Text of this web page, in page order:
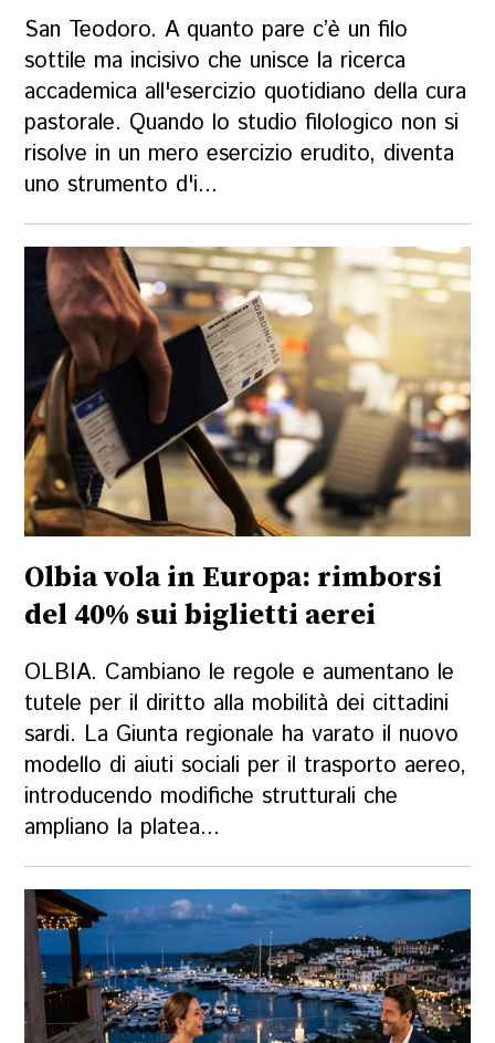
San Teodoro. A quanto pare c’è un filo
sottile ma incisivo che unisce la ricerca
accademica all'esercizio quotidiano della cura
pastorale. Quando lo studio filologico non si
risolve in un mero esercizio erudito, diventa
uno strumento d'i...
Olbia vola in Europa: rimborsi
del 40% sui biglietti aerei
OLBIA. Cambiano le regole e aumentano le
tutele per il diritto alla mobilità dei cittadini
sardi. La Giunta regionale ha varato il nuovo
modello di aiuti sociali per il trasporto aereo,
introducendo modifiche strutturali che
ampliano la platea...